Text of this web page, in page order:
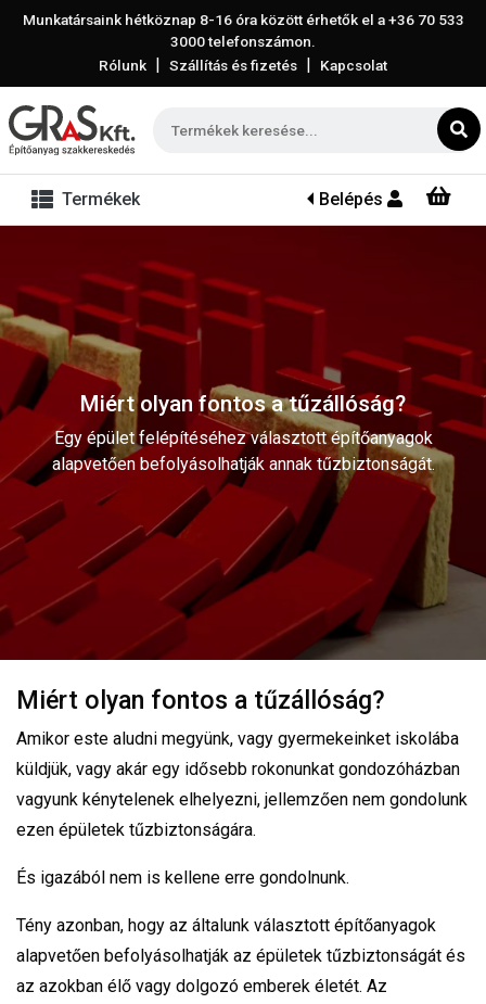
Munkatársaink hétköznap 8-16 óra között érhetők el a+36 70 533
3000telefonszámon.
Rólunk | Szállítás és fizetés | Kapcsolat
Termékek Belépés
Miért olyan fontos a tűzállóság?
Egy épület felépítéséhez választott építőanyagok
alapvetően befolyásolhatják annak tűzbiztonságát.
Miért olyan fontos a tűzállóság?
Amikor este aludni megyünk, vagy gyermekeinket iskolába
küldjük, vagy akár egy idősebb rokonunkat gondozóházban
vagyunk kénytelenek elhelyezni, jellemzően nem gondolunk
ezen épületek tűzbiztonságára.
És igazából nem is kellene erre gondolnunk.
Tény azonban, hogy az általunk választott építőanyagok
alapvetően befolyásolhatják az épületek tűzbiztonságát és
az azokban élő vagy dolgozó emberek életét. Az